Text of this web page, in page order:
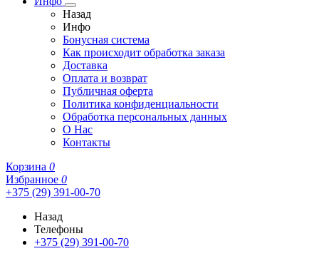
Назад
Инфо
Бонусная система
Как происходит обработка заказа
Доставка
Оплата и возврат
Публичная оферта
Политика конфиденциальности
Обработка персональных данных
О Нас
Контакты
Корзина 0
Избранное 0
+375 (29) 391-00-70
Назад
Телефоны
+375 (29) 391-00-70